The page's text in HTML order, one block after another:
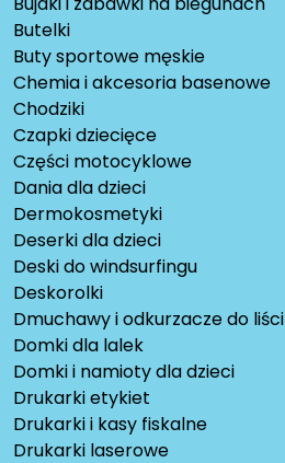
Butelki
Buty sportowe męskie
Chemia i akcesoria basenowe
Chodziki
Czapki dziecięce
Części motocyklowe
Dania dla dzieci
Dermokosmetyki
Deserki dla dzieci
Deski do windsurfingu
Deskorolki
Dmuchawy i odkurzacze do liści
Domki dla lalek
Domki i namioty dla dzieci
Drukarki etykiet
Drukarki i kasy fiskalne
Drukarki laserowe